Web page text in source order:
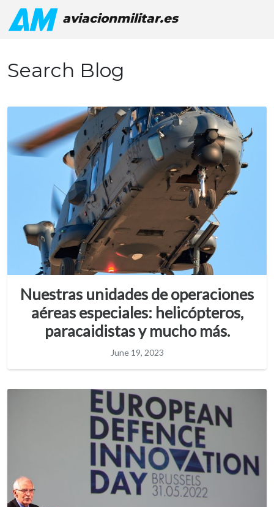
aviacionmilitar.es
Search Blog
Nuestras unidades de operaciones
aéreas especiales: helicópteros,
paracaidistas y mucho más.
June 19, 2023